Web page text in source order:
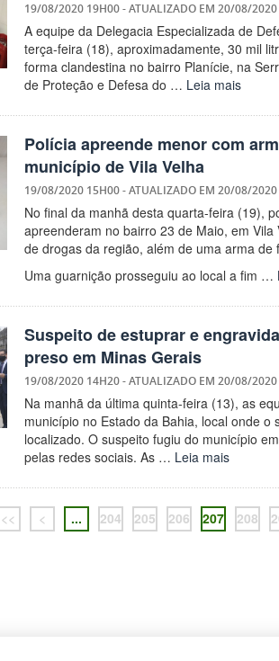
19/08/2020 19H00- ATUALIZADO EM 20/08/2020
A equipe da Delegacia Especializada de
terça-feira (18), aproximadamente, 30 mil
forma clandestina no bairro Planície, na
de Proteção e Defesa do … Leia mais
Polícia apreende menor com
município de Vila Velha
19/08/2020 15H00- ATUALIZADO EM 20/08/2020
No final da manhã desta quarta-feira (19),
apreenderam no bairro 23 de Maio, em
de drogas da região, além de uma arma de
Uma guarnição prosseguiu ao local a fim …
Suspeito de estuprar e
preso em Minas Gerais
19/08/2020 14H20- ATUALIZADO EM 20/08/2020
Na manhã da última quinta-feira (13), as
município no Estado da Bahia, local onde
localizado. O suspeito fugiu do município
pelas redes sociais. As … Leia mais
<< < ... 204 205 206 207 208